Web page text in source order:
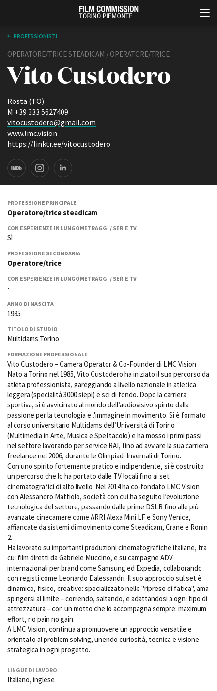
ABOUT
Chi siamo
Storia della Fondazione
La sede
Partner
Rete regionale
Amministrazione
trasparente
Sostenibilità ambientale
SERVIZI
Servizi generali
Location scouting
Spazi nella sede FCTP
Sala Casting
Sala Paolo Tenna
FILM FUNDS
Piemonte Film Tv Fund
Piemonte Film Tv
Development Fund
Piemonte Doc Film Fund
Short Film Fund
PRODUCTION GUIDE
Società di produzione
Strutture di servizio
Professionisti
Attrici-Attori
Beginners
LOCATION GUIDE
FILM DATABASE
BOOK DATABASE
NEWS
CASTING
La Grazia - Immagini e
location della Torino di Paolo
Biografilm Festival - Bio to B
Industry Days
Locarno Film Festival
Mostra Internazionale d’Arte
Cinematografica Venezia
Toronto International Film
Festival
Festa del Cinema di Roma
Torino Film Festival
David di Donatello
Nastri d’Argento
Premio Solinas
STRUMENTI
Location - Accedi al tuo
profilo
Newsletter
Lavora con noi
Stage - Tirocini - Scuola e
Lavoro
Elenco Operatori Economici
per affidamento lavori in
economia
PROFESSIONISTI
OPERATORE/TRICE STEADICAM / OPERATORE/TRICE
Vito Custodero
Rosta (TO)
M +39 333 5627409
vitocustodero@gmail.com
www.lmc.vision
https://linktr.ee/vitocustodero
PROFESSIONE PRINCIPALE
Operatore/trice steadicam
CON ESPERIENZE IN LUNGOMETRAGGI / SERIE TV
Sì
PROFESSIONE SECONDARIA
Operatore/trice
CON ESPERIENZE IN LUNGOMETRAGGI / SERIE TV
-
ANNO DI NASCITA
1985
TITOLO DI STUDIO
Multidams Torino
FORMAZIONE PROFESSIONALE
Vito Custodero – Camera Operator & Co-Founder di LMC Vision
Nato a Torino nel 1985, Vito Custodero ha iniziato il suo percorso da
atleta professionista, gareggiando a livello nazionale in atletica
leggera (specialità 3000 siepi) e sci di fondo. Dopo la carriera
sportiva, si è avvicinato al mondo dell’audiovisivo spinto dalla
passione per la tecnologia e l'immagine in movimento. Si è formato
al corso universitario Multidams dell’Università di Torino
(Multimedia in Arte, Musica e Spettacolo) e ha mosso i primi passi
nel settore lavorando per service RAI, fino ad avviare la sua carriera
freelance nel 2006, durante le Olimpiadi Invernali di Torino.
Con uno spirito fortemente pratico e indipendente, si è costruito
un percorso che lo ha portato dalle TV locali fino ai set
cinematografici di alto livello. Nel 2014 ha co-fondato LMC Vision
con Alessandro Mattiolo, società con cui ha seguito l’evoluzione
tecnologica del settore, passando dalle prime DSLR fino alle più
avanzate cinecamere come ARRI Alexa Mini LF e Sony Venice,
affiancate da sistemi di movimento come Steadicam, Crane e Ronin
2.
Ha lavorato su importanti produzioni cinematografiche italiane, tra
cui film diretti da Gabriele Muccino, e su campagne ADV
internazionali per brand come Samsung ed Expedia, collaborando
con registi come Leonardo Dalessandri. Il suo approccio sul set è
dinamico, fisico, creativo: specializzato nelle "riprese di fatica", ama
spingersi al limite – correndo, saltando, e adattandosi a ogni tipo di
attrezzatura – con un motto che lo accompagna sempre: maximum
effort, no pain no gain.
A LMC Vision, continua a promuovere un approccio versatile e
orientato al problem solving, unendo curiosità, tecnica e visione
strategica in ogni progetto.
LINGUE DI LAVORO
Italiano, inglese